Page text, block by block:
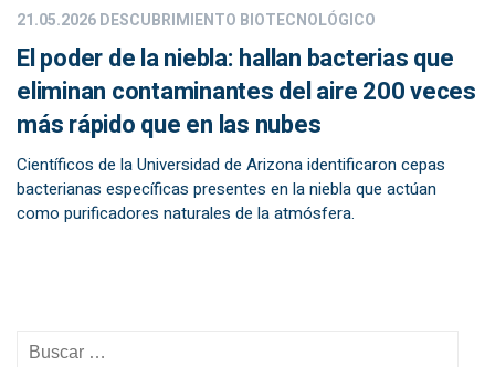
21.05.2026DESCUBRIMIENTO BIOTECNOLÓGICO
El poder de la niebla: hallan bacterias que
eliminan contaminantes del aire 200 veces
más rápido que en las nubes
Científicos de la Universidad de Arizona identificaron cepas
bacterianas específicas presentes en la niebla que actúan
como purificadores naturales de la atmósfera.